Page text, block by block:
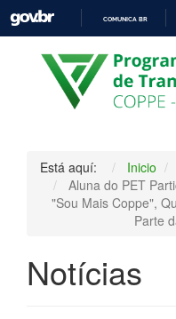
COMUNICA BR
Está aquí: Inicio
Aluna do PET
"Sou Mais Coppe",
Parte
Notícias